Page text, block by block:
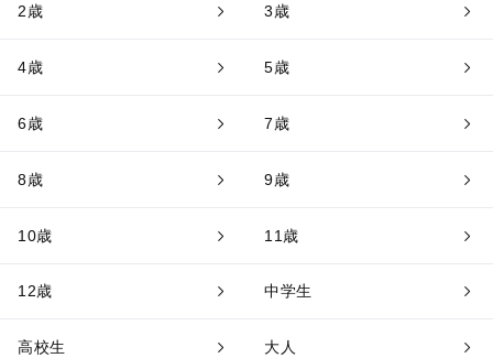
2歳 3歳
4歳 5歳
6歳 7歳
8歳 9歳
10歳 11歳
12歳 中学生
高校生 大人